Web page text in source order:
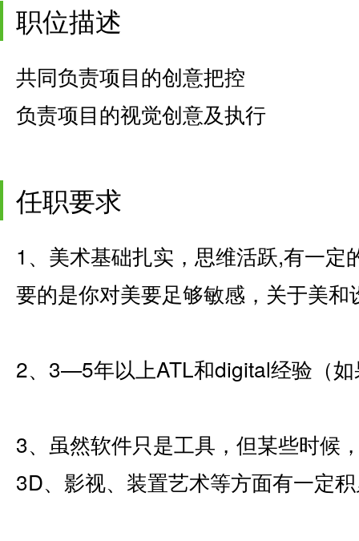
职位描述
共同负责项目的创意把控
负责项目的视觉创意及执行
任职要求
1、美术基础扎实，思维活跃,有一
要的是你对美要足够敏感，关于美
2、3—5年以上ATL和digital经验（
3、虽然软件只是工具，但某些时候
3D、影视、装置艺术等方面有一定